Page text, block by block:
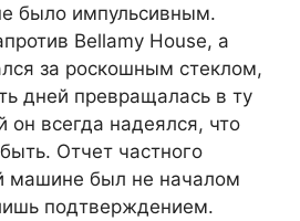
было импульсивным.
Bellamy House, а
за роскошным стеклом,
дней превращалась в ту
он всегда надеялся, что
Отчет частного
машине был не началом
подтверждением.